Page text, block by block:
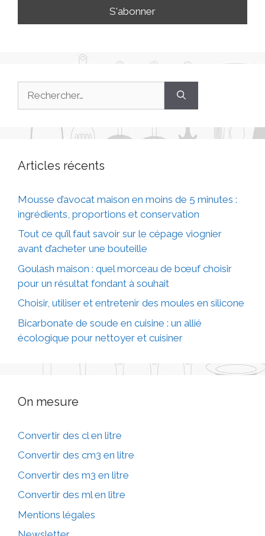
Articles récents
Mousse d’avocat maison en moins de 5 minutes :
ingrédients, proportions et conservation
Tout ce qu’il faut savoir sur le cépage viognier
avant d’acheter une bouteille
Goulash maison : quel morceau de bœuf choisir
pour un résultat fondant à souhait
Choisir, utiliser et entretenir des moules en silicone
Bicarbonate de soude en cuisine : un allié
écologique pour nettoyer et cuisiner
On mesure
Convertir des cl en litre
Convertir des cm3 en litre
Convertir des m3 en litre
Convertir des ml en litre
Mentions légales